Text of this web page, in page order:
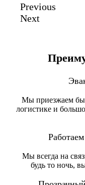
Previous
Next
Мы приезжаем
логистике и
Мы всегда на
будь то ночь,